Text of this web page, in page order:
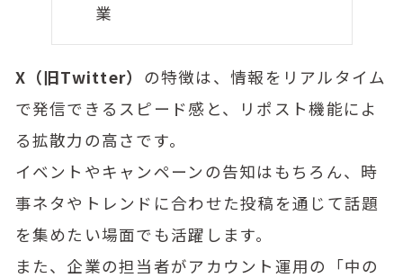
業
X（旧Twitter） の特徴は、情報をリアルタイム
で発信できるスピード感と、リポスト機能によ
る拡散力の高さです。
イベントやキャンペーンの告知はもちろん、時
事ネタやトレンドに合わせた投稿を通じて話題
を集めたい場面でも活躍します。
また、企業の担当者がアカウント運用の「中の